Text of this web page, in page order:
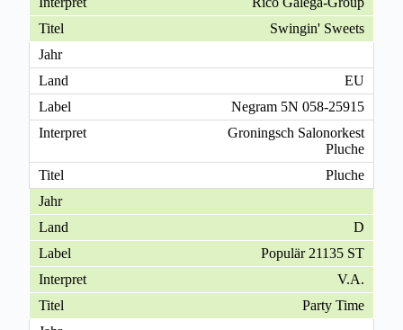
Swingin' Sweets
EU
Negram 5N 058-25915
Groningsch Salonorkest
Pluche
Pluche
D
Populär 21135 ST
V.A.
Party Time